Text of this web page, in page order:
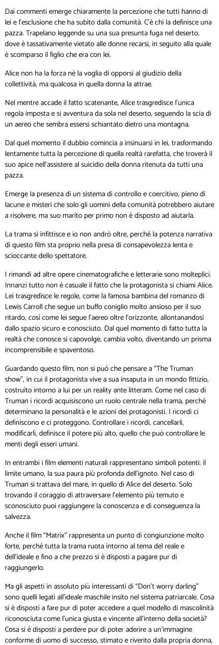
Dai commenti emerge chiaramente la percezione che tutti hanno di
lei e l’esclusione che ha subito dalla comunità. C’è chi la definisce una
pazza. Trapelano leggende su una sua presunta fuga nel deserto,
dove è tassativamente vietato alle donne recarsi, in seguito alla quale
è scomparso il figlio che era con lei.
Alice non ha la forza né la voglia di opporsi al giudizio della
collettività, ma qualcosa in quella donna la attrae.
Nel mentre accade il fatto scatenante, Alice trasgredisce l’unica
regola imposta e si avventura da sola nel deserto, seguendo la scia di
un aereo che sembra essersi schiantato dietro una montagna.
Dal quel momento il dubbio comincia a insinuarsi in lei, trasformando
lentamente tutta la percezione di quella realtà rarefatta, che troverà il
suo apice nell’assistere al suicidio della donna ritenuta da tutti una
pazza.
Emerge la presenza di un sistema di controllo e coercitivo, pieno di
lacune e misteri che solo gli uomini della comunità potrebbero aiutare
a risolvere, ma suo marito per primo non è disposto ad aiutarla.
La trama si infittisce e io non andrò oltre, perché la potenza narrativa
di questo film sta proprio nella presa di consapevolezza lenta e
scioccante dello spettatore.
I rimandi ad altre opere cinematografiche e letterarie sono molteplici.
Innanzi tutto non è casuale il fatto che la protagonista si chiami Alice.
Lei trasgredisce le regole, come la famosa bambina del romanzo di
Lewis Carroll che segue un buffo coniglio molto ansioso per il suo
ritardo, così come lei segue l’aereo oltre l’orizzonte, allontanandosi
dallo spazio sicuro e conosciuto. Dal quel momento di fatto tutta la
realtà che conosce si capovolge, cambia volto, diventando un prisma
incomprensibile e spaventoso.
Guardando questo film, non si può che pensare a “The Truman
show”, in cui il protagonista vive a sua insaputa in un mondo fittizio,
costruito intorno a lui per un reality ante litteram. Come nel caso di
Truman i ricordi acquisiscono un ruolo centrale nella trama, perché
determinano la personalità e le azioni dei protagonisti. I ricordi ci
definiscono e ci proteggono. Controllare i ricordi, cancellarli,
modificarli, definisce il potere più alto, quello che può controllare le
menti degli esseri umani.
In entrambi i film elementi naturali rappresentano simboli potenti: il
limite umano, la sua paura più profonda dell’ignoto. Nel caso di
Truman si trattava del mare, in quello di Alice del deserto. Solo
trovando il coraggio di attraversare l’elemento più temuto e
sconosciuto puoi raggiungere la conoscenza e di conseguenza la
salvezza.
Anche il film “Matrix” rappresenta un punto di congiunzione molto
forte, perché tutta la trama ruota intorno al tema del reale e
dell’ideale e fino a che prezzo si è disposti a pagare pur di
raggiungerlo.
Ma gli aspetti in assoluto più interessanti di “Don’t worry darling”
sono quelli legati all’ideale maschile insito nel sistema patriarcale. Cosa
si è disposti a fare pur di poter accedere a quel modello di mascolinità
riconosciuta come l’unica giusta e vincente all’interno della società?
Cosa si è disposti a perdere pur di poter aderire a un’immagine
conforme di uomo di successo, stimato e riverito dalla propria donna,